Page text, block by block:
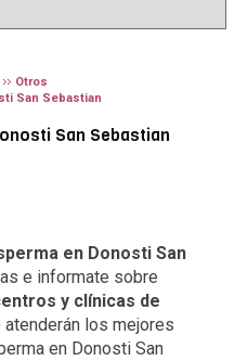
Otros
San Sebastian
San Sebastian
en Donosti San
e informate sobre
y clínicas de
atenderán los mejores
en Donosti San